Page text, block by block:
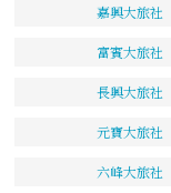
嘉興大旅社
富賓大旅社
長興大旅社
元寶大旅社
六峰大旅社